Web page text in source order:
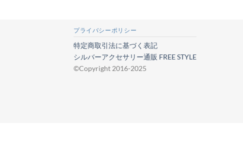
プライバシーポリシー
特定商取引法に基づく表記
シルバーアクセサリー通販 FREE STYLE
©Copyright 2016-2025